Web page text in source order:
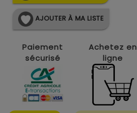
AJOUTER À MA LISTE
Paiement
sécurisé
Achetez en
ligne